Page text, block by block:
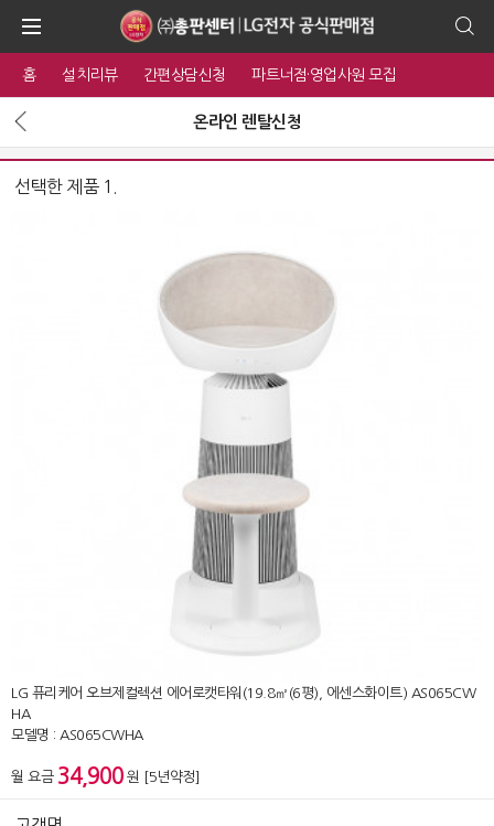
홈 설치리뷰 간편상담신청 파트너점·영업사원 모집
온라인 렌탈신청
선택한 제품 1.
LG 퓨리케어 오브제컬렉션 에어로캣타워(19.8㎡(6평), 에센스화이트) AS065CW
HA
모델명 : AS065CWHA
월 요금 34,900 원 [5년약정]